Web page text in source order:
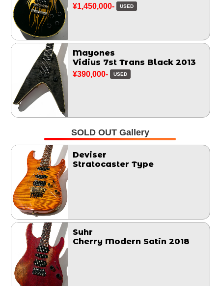
¥1,450,000- USED
Mayones
Vidius 7st Trans Black 2013
¥390,000- USED
SOLD OUT Gallery
Deviser
Stratocaster Type
Suhr
Cherry Modern Satin 2018